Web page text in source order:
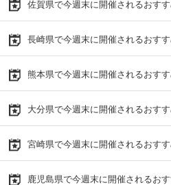
佐賀県で今週末に開催されるおす
長崎県で今週末に開催されるおす
熊本県で今週末に開催されるおす
大分県で今週末に開催されるおす
宮崎県で今週末に開催されるおす
鹿児島県で今週末に開催されるお